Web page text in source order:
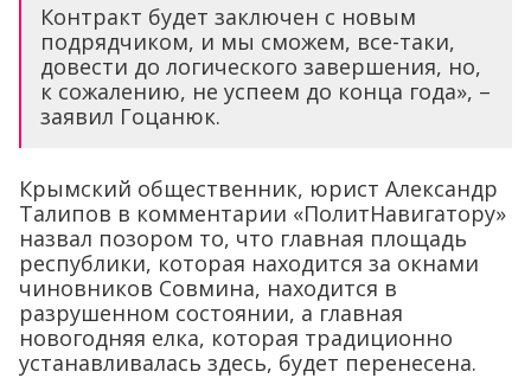
Контракт будет заключен с новым
подрядчиком, и мы сможем, все-таки,
довести до логического завершения, но,
к сожалению, не успеем до конца года», –
заявил Гоцанюк.
Крымский общественник, юрист Александр
Талипов в комментарии «ПолитНавигатору»
назвал позором то, что главная площадь
республики, которая находится за окнами
чиновников Совмина, находится в
разрушенном состоянии, а главная
новогодняя елка, которая традиционно
устанавливалась здесь, будет перенесена.